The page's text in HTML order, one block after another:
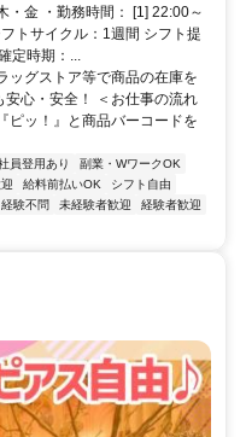
・金 ・勤務時間： [1] 22:00～
トサイクル：1週間 シフト提
定時期：...
ッグストア等で商品の在庫を
心・安全！ ＜お仕事の流れ
ピッ！』と商品バーコードを
員登用あり
副業・WワークOK
給料前払いOK
シフト自由
経験不問 未経験者歓迎
経験者歓迎